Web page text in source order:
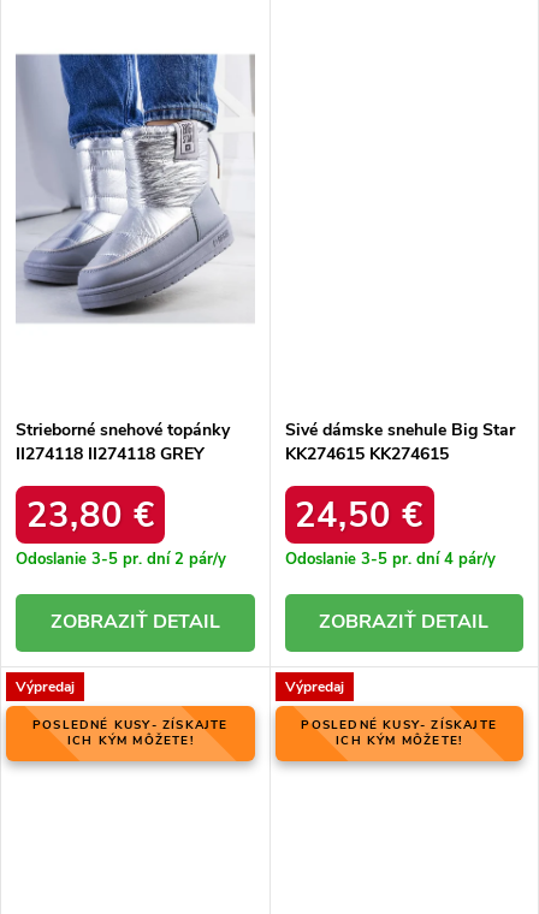
Strieborné snehové topánky
II274118 II274118 GREY
23,80 €
Odoslanie 3-5 pr. dní2 pár/y
DETAIL
Sivé dámske snehule Big Star
KK274615 KK274615
24,50 €
Odoslanie 3-5 pr. dní4 pár/y
DETAIL
Výpredaj
POSLEDNÉ KUSY- ZÍSKAJTE
ICH KÝM MÔŽETE!
Výpredaj
POSLEDNÉ KUSY- ZÍSKAJTE
ICH KÝM MÔŽETE!